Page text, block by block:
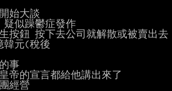
始大談
似躁鬱症發作
按鈕 按下去公司就解散或被賣出去
韓元(稅後
事
帝的宣言都給他講出來了
經營